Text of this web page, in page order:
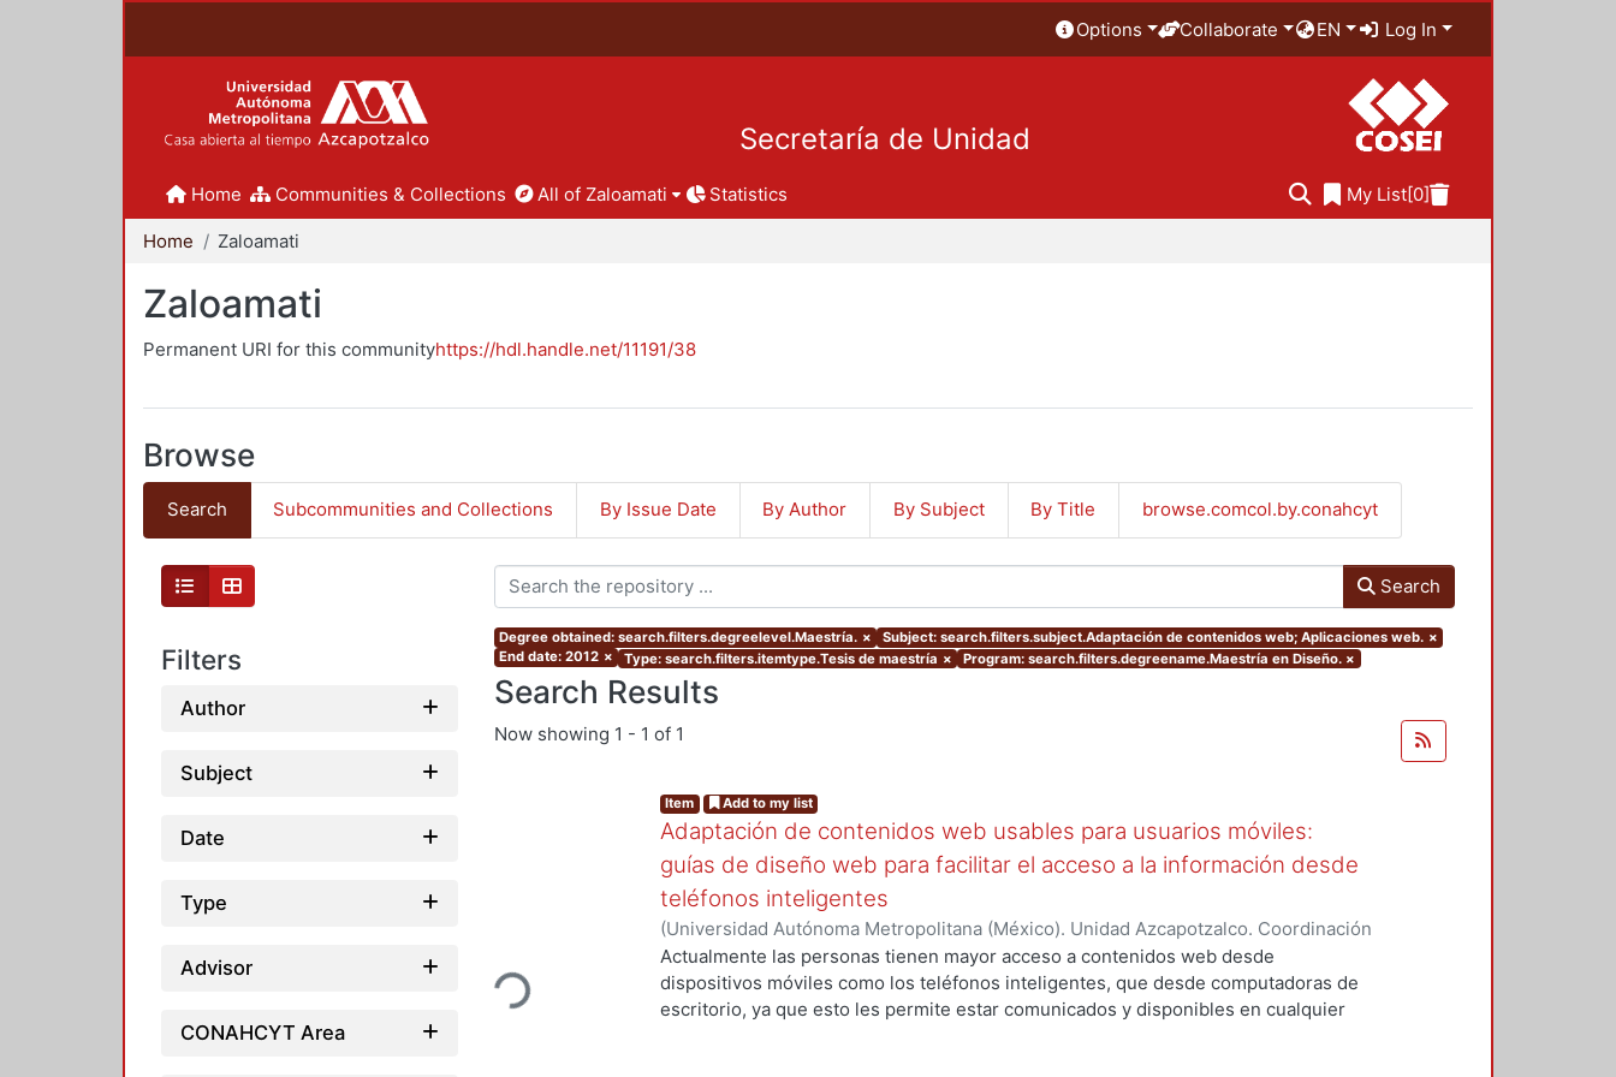
Options Collaborate EN Log In
Secretaría de Unidad
Home Communities & Collections All of Zaloamati Statistics My List[0]
Home Zaloamati
Zaloamati
Permanent URI for this communityhttps://hdl.handle.net/11191/38
Browse
Search Subcommunities and Collections By Issue Date By Author By Subject By Title browse.comcol.by.conahcyt
Filters
Author
Subject
Date
Type
Advisor
CONAHCYT Area
Search
Degree obtained: search.filters.degreelevel.Maestría. × Subject: search.filters.subject.Adaptación de contenidos web; Aplicaciones web. ×
End date: 2012 × Type: search.filters.itemtype.Tesis de maestría × Program: search.filters.degreename.Maestría en Diseño. ×
Search Results
Now showing 1 - 1 of 1
Loading...
Item Add to my list
Adaptación de contenidos web usables para usuarios móviles:
guías de diseño web para facilitar el acceso a la información desde
teléfonos inteligentes
(Universidad Autónoma Metropolitana (México). Unidad Azcapotzalco. Coordinación
de Servicios de Información.,2012-07)Granados García, Araceli
Actualmente las personas tienen mayor acceso a contenidos web desde
dispositivos móviles como los teléfonos inteligentes, que desde computadoras de
escritorio, ya que esto les permite estar comunicados y disponibles en cualquier